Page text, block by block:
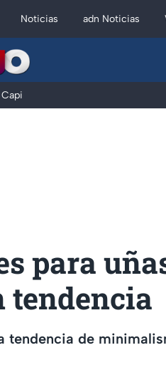
Noticias adn Noticias
para
tendencia
tendencia de